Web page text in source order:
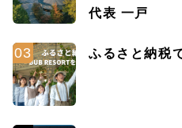
代表 一戸
ふるさと納税